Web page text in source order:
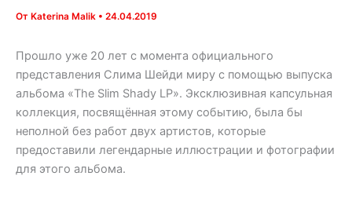
От Katerina Malik • 24.04.2019
Прошло уже 20 лет с момента официального
представления Слима Шейди миру с помощью выпуска
альбома «The Slim Shady LP». Эксклюзивная капсульная
коллекция, посвящённая этому событию, была бы
неполной без работ двух артистов, которые
предоставили легендарные иллюстрации и фотографии
для этого альбома.